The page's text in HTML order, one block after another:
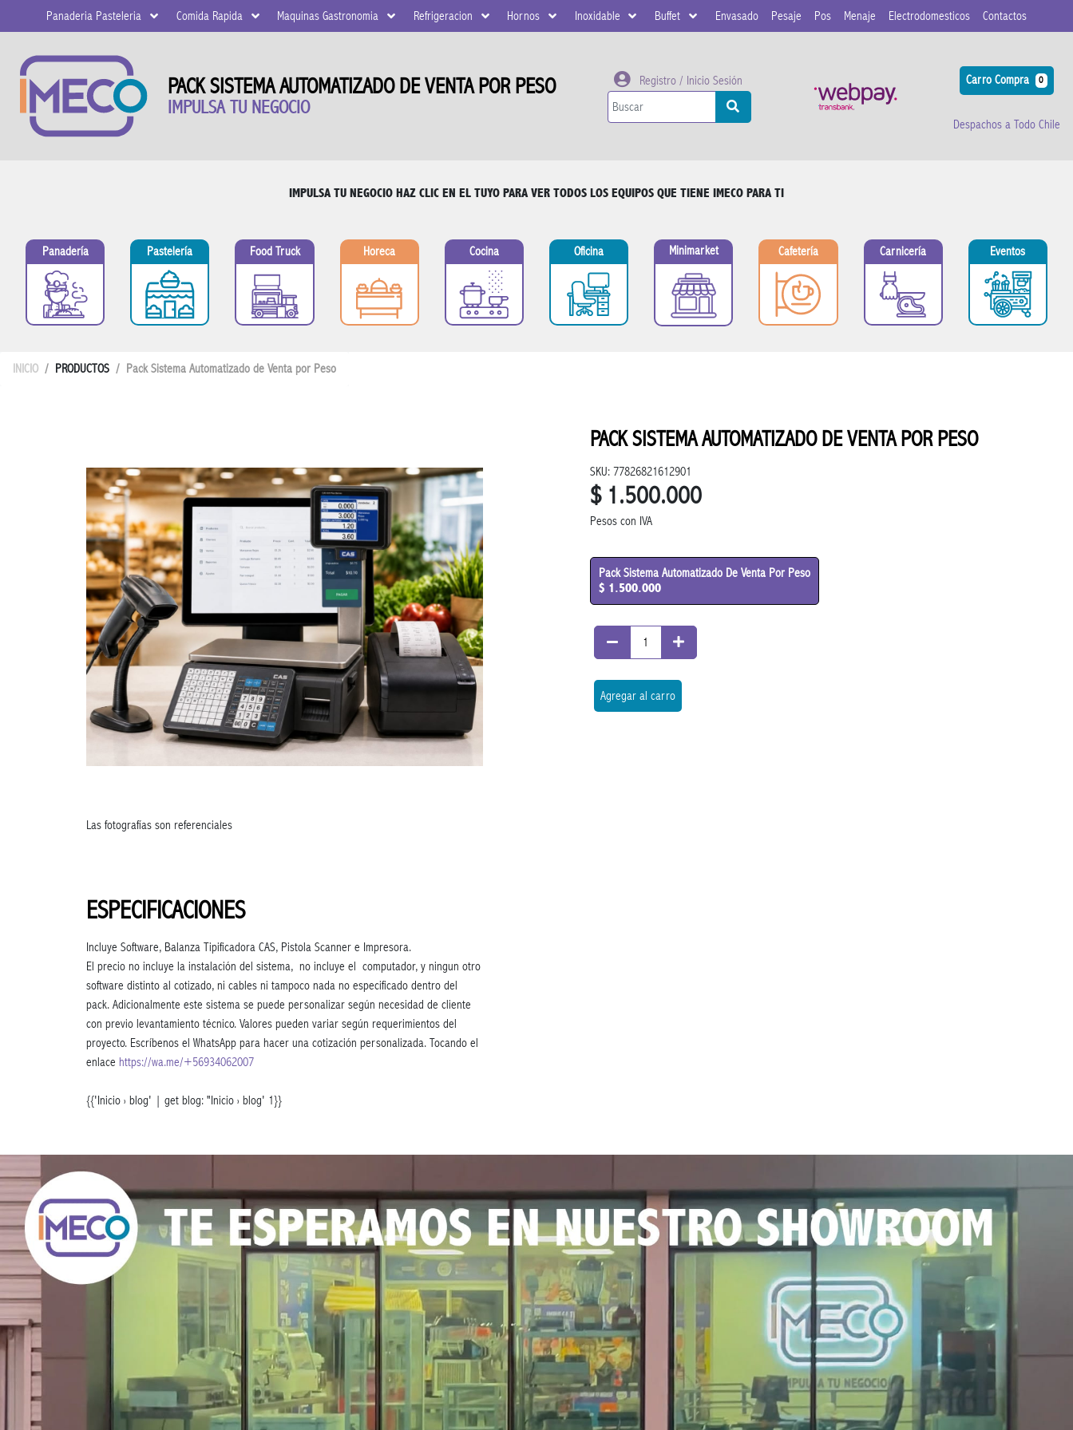
Panaderia Pasteleria Comida Rapida Maquinas Gastronomia Refrigeracion Hornos Inoxidable Buffet Envasado Pesaje Pos Menaje Electrodomesticos Contactos
PACK SISTEMA AUTOMATIZADO DE VENTA POR PESO
IMPULSA TU NEGOCIO
Registro / Inicio Sesión Carro Compra 0
Despachos a Todo Chile
IMPULSA TU NEGOCIO HAZ CLIC EN EL TUYO PARA VER TODOS LOS EQUIPOS QUE TIENE IMECO PARA TI
Panadería Pastelería Food Truck Horeca Cocina Oficina Minimarket Cafetería Carnicería Eventos
INICIO PRODUCTOS Pack Sistema Automatizado de Venta por Peso
Las fotografías son referenciales
PACK SISTEMA AUTOMATIZADO DE VENTA POR PESO
SKU: 77826821612901
$ 1.500.000
Pesos con IVA
Pack Sistema Automatizado De Venta Por Peso
$ 1.500.000
Agregar al carro
ESPECIFICACIONES
Incluye Software, Balanza Tipificadora CAS, Pistola Scanner e Impresora.
El precio no incluye la instalación del sistema, no incluye el computador, y ningun otro
software distinto al cotizado, ni cables ni tampoco nada no especificado dentro del
pack. Adicionalmente este sistema se puede personalizar según necesidad de cliente
con previo levantamiento técnico. Valores pueden variar según requerimientos del
proyecto. Escríbenos el WhatsApp para hacer una cotización personalizada. Tocando el
enlace https://wa.me/+56934062007
{{'Inicio › blog' | get blog: "Inicio › blog' 1}}